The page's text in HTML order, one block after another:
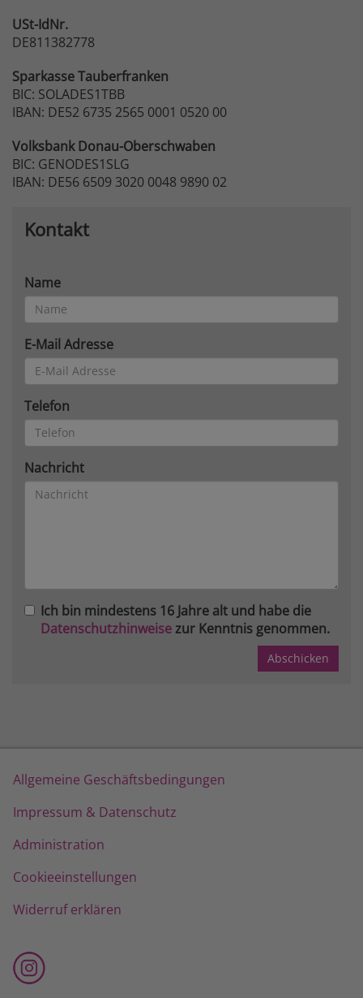
USt-IdNr.
DE811382778
SparkasseTauberfranken
BIC: SOLADES1TBB
IBAN: DE52 6735 2565 0001 0520 00
VolksbankDonau-Oberschwaben
BIC: GENODES1SLG
IBAN: DE56 6509 3020 0048 9890 02
Kontakt
Name
E-Mail Adresse
Telefon
Nachricht
Ich bin mindestens 16 Jahre alt und habe die
Datenschutzhinweisezur Kenntnis genommen.
Allgemeine Geschäftsbedingungen
Impressum & Datenschutz
Administration
Cookieeinstellungen
Widerruf erklären